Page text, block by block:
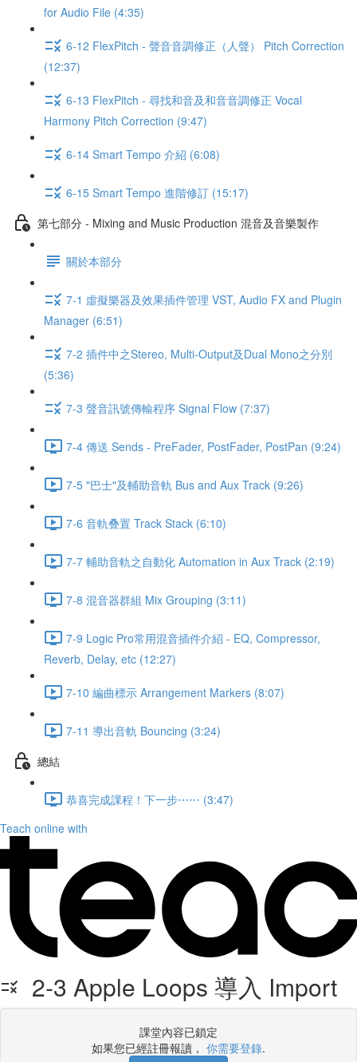
for Audio File (4:35)
6-12 FlexPitch - 聲音音調修正（人聲） Pitch Correction
(12:37)
6-13 FlexPitch - 尋找和音及和音音調修正 Vocal
Harmony Pitch Correction (9:47)
6-14 Smart Tempo 介紹 (6:08)
6-15 Smart Tempo 進階修訂 (15:17)
第七部分 - Mixing and Music Production 混音及音樂製作
關於本部分
7-1 虛擬樂器及效果插件管理 VST, Audio FX and Plugin
Manager (6:51)
7-2 插件中之Stereo, Multi-Output及Dual Mono之分別
(5:36)
7-3 聲音訊號傳輸程序 Signal Flow (7:37)
7-4 傳送 Sends - PreFader, PostFader, PostPan (9:24)
7-5 "巴士"及輔助音軌 Bus and Aux Track (9:26)
7-6 音軌叠置 Track Stack (6:10)
7-7 輔助音軌之自動化 Automation in Aux Track (2:19)
7-8 混音器群組 Mix Grouping (3:11)
7-9 Logic Pro常用混音插件介紹 - EQ, Compressor,
Reverb, Delay, etc (12:27)
7-10 編曲標示 Arrangement Markers (8:07)
7-11 導出音軌 Bouncing (3:24)
總結
恭喜完成課程！下一步⋯⋯ (3:47)
Teach online with
2-3 Apple Loops 導入 Import
課堂內容已鎖定
如果您已經註冊報讀， 你需要登錄.